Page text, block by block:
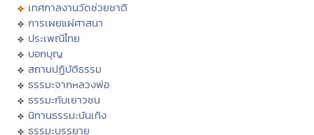
เทศกาลงานวัดช่วยชาติ
การเผยแผ่ศาสนา
ประเพณีไทย
บอกบุญ
สถานปฏิบัติธรรม
ธรรมะจากหลวงพ่อ
ธรรมะกับเยาวชน
นิทานธรรมะบันเทิง
ธรรมะบรรยาย